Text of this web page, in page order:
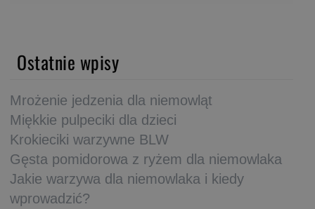
Ostatnie wpisy
Mrożenie jedzenia dla niemowląt
Miękkie pulpeciki dla dzieci
Krokieciki warzywne BLW
Gęsta pomidorowa z ryżem dla niemowlaka
Jakie warzywa dla niemowlaka i kiedy
wprowadzić?